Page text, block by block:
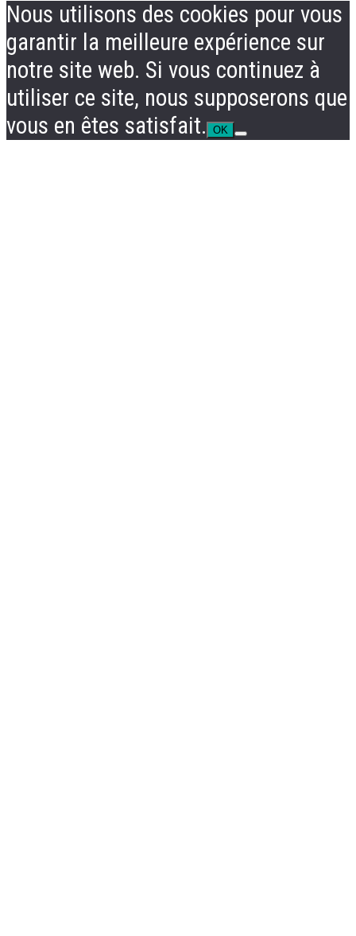
Nous utilisons des cookies pour vous
garantir la meilleure expérience sur
notre site web. Si vous continuez à
utiliser ce site, nous supposerons que
vous en êtes satisfait.
OK